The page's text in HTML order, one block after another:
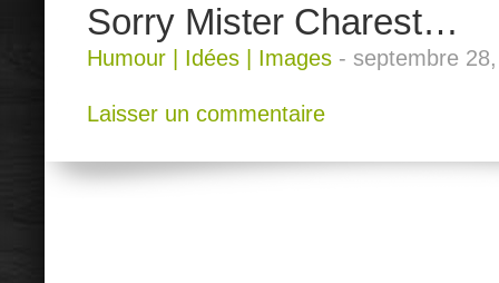
Sorry Mister Charest…
Humour Idées Images - septembre
Laisser un commentaire